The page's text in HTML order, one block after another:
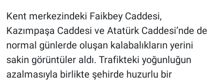
Kent merkezindeki Faikbey Caddesi,
Kazımpaşa Caddesi ve Atatürk Caddesi’nde de
normal günlerde oluşan kalabalıkların yerini
sakin görüntüler aldı. Trafikteki yoğunluğun
azalmasıyla birlikte şehirde huzurlu bir